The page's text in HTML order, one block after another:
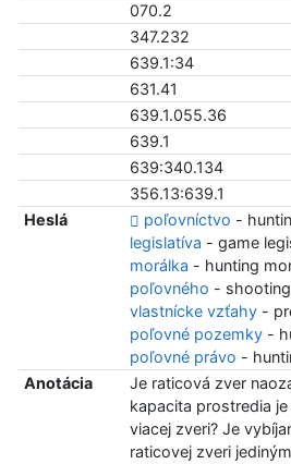
070.2
347.232
639.1:34
631.41
639.1.055.36
639.1
639:340.134
356.13:639.1
Heslá
poľovníctvo -
legislatíva - game
morálka - hunting
poľovného -
vlastnícke vzťahy-
poľovné pozemky-
poľovné právo -
Anotácia
Je raticová zver
kapacita prostredia
viacej zveri? Je
raticovej zveri